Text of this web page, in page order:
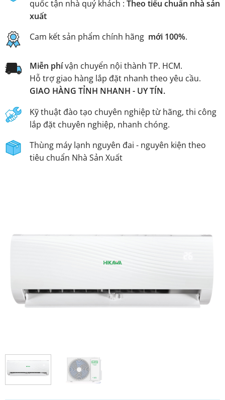
quốc tận nhà quý khách : Theo tiểu chuẩn nhà sản
xuất
Cam kết sản phẩm chính hãng mới 100%.
Miễn phívận chuyển nội thành TP. HCM.
Hỗ trợ giao hàng lắp đặt nhanh theo yêu cầu.
GIAO HÀNG TỈNH NHANH - UY TÍN.
Kỹ thuật đào tạo chuyên nghiệp từ hãng, thi công
lắp đặt chuyên nghiệp, nhanh chóng.
Thùng máy lạnh nguyên đai - nguyên kiện theo
tiêu chuẩn Nhà Sản Xuất